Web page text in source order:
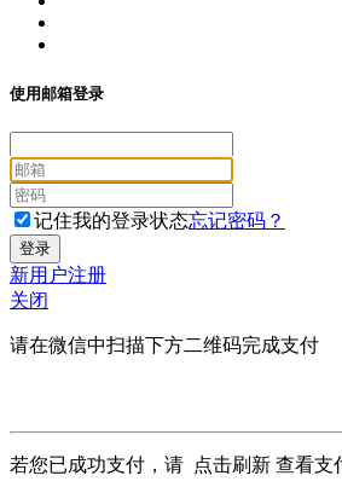
使用邮箱登录
记住我的登录状态忘记密码？
新用户注册
关闭
请在微信中扫描下方二维码完成支付
若您已成功支付，请 点击刷新 查看支